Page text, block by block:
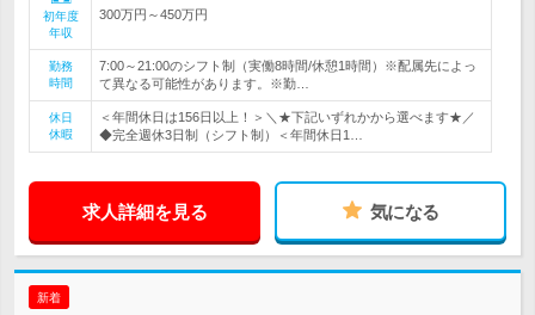
初年度
年収
300万円～450万円
勤務
時間
7:00～21:00のシフト制（実働8時間/休憩1時間）※配属先によっ
て異なる可能性があります。※勤…
休日
休暇
＜年間休日は156日以上！＞＼★下記いずれかから選べます★／
◆完全週休3日制（シフト制）＜年間休日1…
求人詳細を見る 気になる
新着